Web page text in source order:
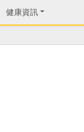
健康資訊